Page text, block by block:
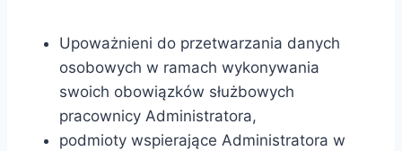
Upoważnieni do przetwarzania danych
osobowych w ramach wykonywania
swoich obowiązków służbowych
pracownicy Administratora,
podmioty wspierające Administratora w